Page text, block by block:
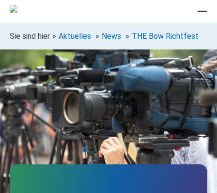
Sie sind hier Aktuelles News THE Bow Richtfest